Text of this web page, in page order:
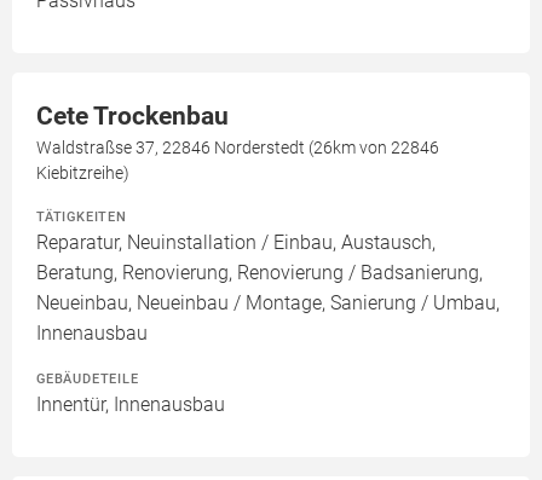
Cete Trockenbau
Waldstraßse 37, 22846 Norderstedt (26km von 22846
Kiebitzreihe)
TÄTIGKEITEN
Reparatur, Neuinstallation / Einbau, Austausch,
Beratung, Renovierung, Renovierung / Badsanierung,
Neueinbau, Neueinbau / Montage, Sanierung / Umbau,
Innenausbau
GEBÄUDETEILE
Innentür, Innenausbau